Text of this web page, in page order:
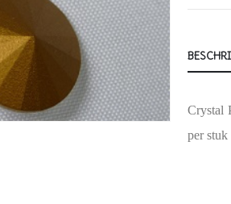
Crystal
per stuk